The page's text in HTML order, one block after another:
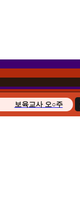
보육교사 오○주
경영학 이○헌